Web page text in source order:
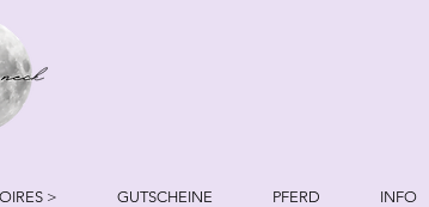
> GUTSCHEINE PFERD INFO